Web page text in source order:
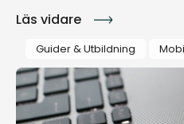
Läs vidare
Guider & Utbildning